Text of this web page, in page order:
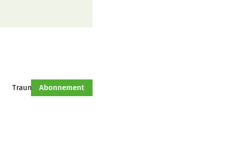
Traumtraktor Hof-Management
Abonnement